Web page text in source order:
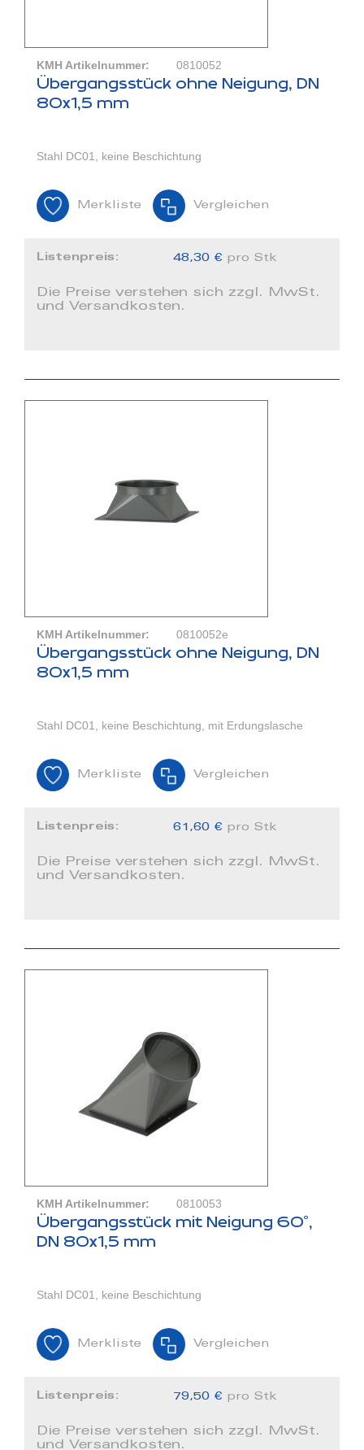
KMH Artikelnummer: 0810052
Übergangsstück ohne Neigung, DN
80x1,5 mm
Stahl DC01, keine Beschichtung
Merkliste Vergleichen
Listenpreis: 48,30 € pro Stk
Die Preise verstehen sich zzgl. MwSt.
und Versandkosten.
KMH Artikelnummer: 0810052e
Übergangsstück ohne Neigung, DN
80x1,5 mm
Stahl DC01, keine Beschichtung, mit Erdungslasche
Merkliste Vergleichen
Listenpreis: 61,60 € pro Stk
Die Preise verstehen sich zzgl. MwSt.
und Versandkosten.
KMH Artikelnummer: 0810053
Übergangsstück mit Neigung 60°,
DN 80x1,5 mm
Stahl DC01, keine Beschichtung
Merkliste Vergleichen
Listenpreis: 79,50 € pro Stk
Die Preise verstehen sich zzgl. MwSt.
und Versandkosten.